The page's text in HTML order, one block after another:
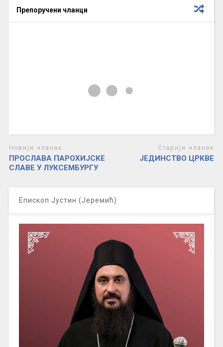
Препоручени чланци
Новији чланак
ПРОСЛАВА ПАРОХИЈСКЕ
СЛАВЕ У ЛУКСЕМБУРГУ
Старији чланак
ЈЕДИНСТВО ЦРКВЕ
Епископ Јустин (Јеремић)